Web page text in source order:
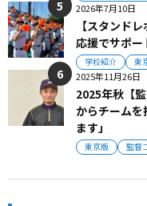
2026年7月10日
【スタンド
応援でサポ
学校紹介 東
2025年11月26日
2025年秋【
からチーム
ます」
東京版 監督